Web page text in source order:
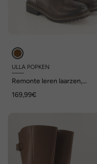
ULLA POPKEN
Remonte leren laarzen,
varioschacht, wijdte G
169,99€